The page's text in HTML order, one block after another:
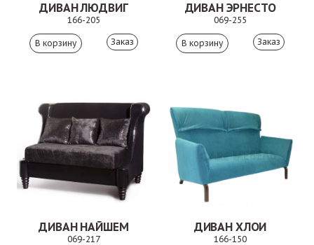
ДИВАН ЛЮДВИГ
166-205
Заказ
ДИВАН ЭРНЕСТО
069-255
Заказ
ДИВАН НАЙШЕМ
069-217
ДИВАН ХЛОИ
166-150